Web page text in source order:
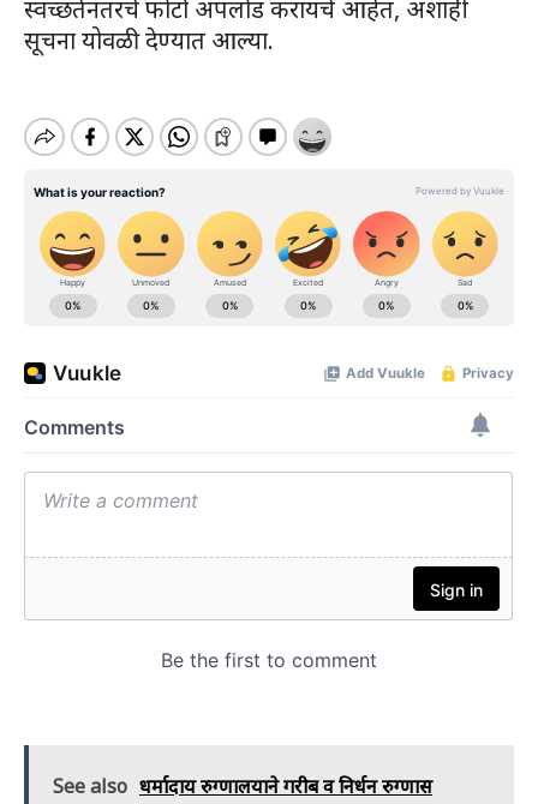
स्वच्छतेनंतरचे फोटो अपलोड करायचे आहेत, अशाही
सूचना योवळी देण्यात आल्या.
See also धर्मादाय रुग्णालयाने गरीब व निर्धन रुग्णास